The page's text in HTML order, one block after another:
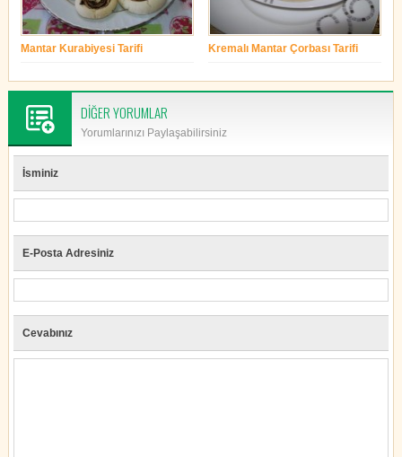
Mantar Kurabiyesi Tarifi
Kremalı Mantar Çorbası Tarifi
DİĞER YORUMLAR
Yorumlarınızı Paylaşabilirsiniz
İsminiz
E-Posta Adresiniz
Cevabınız